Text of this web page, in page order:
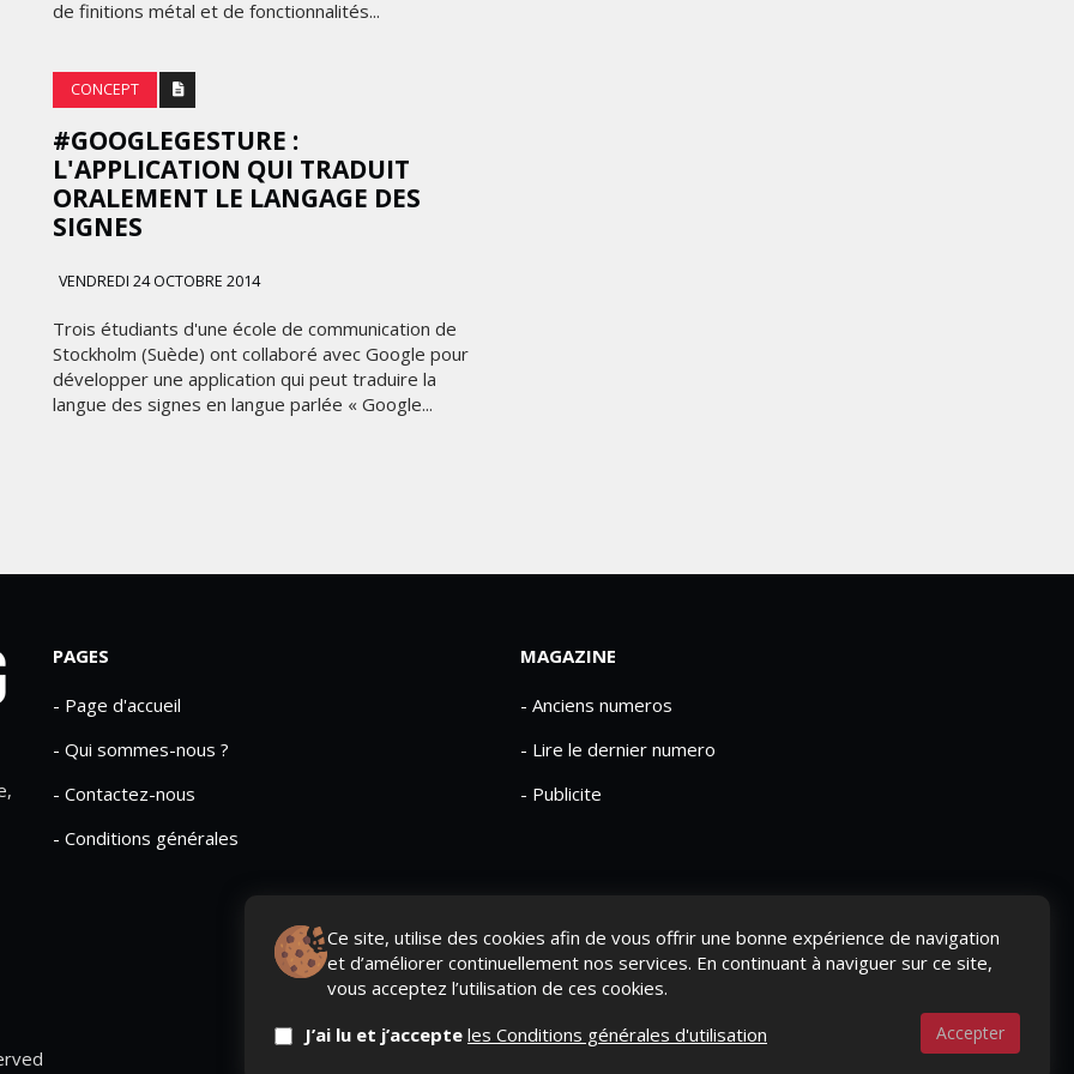
de finitions métal et de fonctionnalités...
CONCEPT
#GOOGLEGESTURE :
L'APPLICATION QUI TRADUIT
ORALEMENT LE LANGAGE DES
SIGNES
VENDREDI 24 OCTOBRE 2014
Trois étudiants d'une école de communication de
Stockholm (Suède) ont collaboré avec Google pour
développer une application qui peut traduire la
langue des signes en langue parlée « Google...
Ce site, utilise des cookies afin de vous offrir une bonne expérience de navigation
et d’améliorer continuellement nos services. En continuant à naviguer sur ce site,
vous acceptez l’utilisation de ces cookies.
J’ai lu et j’accepte les Conditions générales d'utilisation Accepter
PAGES
- Page d'accueil
- Qui sommes-nous ?
- Contactez-nous
- Conditions générales
MAGAZINE
- Anciens numeros
- Lire le dernier numero
- Publicite
MENTIONS LÉGALES